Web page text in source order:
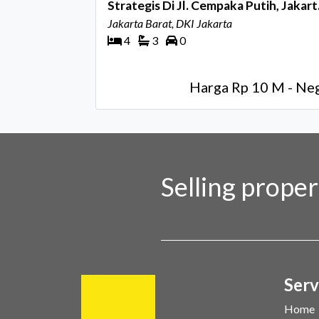
Strategis Di Jl. Cempaka Putih,
Pusat
Jakarta Barat, DKI Jakarta
4
3 0
Harga Rp 10 M -
Selling
Home